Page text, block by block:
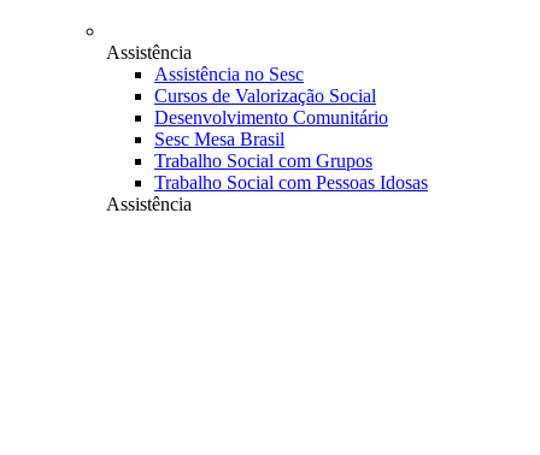
Assistência
Assistência no Sesc
Cursos de Valorização Social
Desenvolvimento Comunitário
Sesc Mesa Brasil
Trabalho Social com Grupos
Trabalho Social com Pessoas Idosas
Assistência